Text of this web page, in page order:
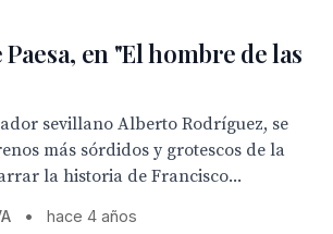
en "El hombre de las
sevillano Alberto Rodríguez, se
más sórdidos y grotescos de la
la historia de Francisco...
• hace 4 años